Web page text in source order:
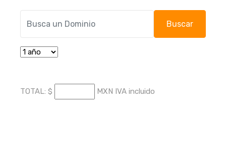
TOTAL: $ MXN IVA incluido